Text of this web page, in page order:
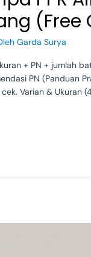
(Free
Garda Surya
+ PN + jumlah
PN (Panduan
Varian & Ukuran